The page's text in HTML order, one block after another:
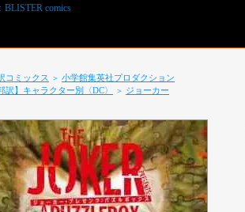
コミックス ＞ 小学館集英社プロダクション
訳】キャラクター別〈DC〉 ＞ ジョーカー